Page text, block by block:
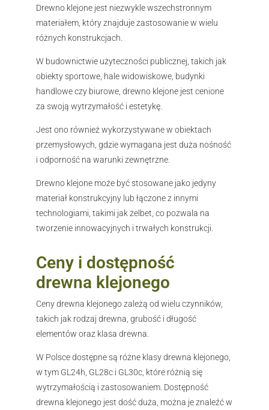
Drewno klejone jest niezwykle wszechstronnym
materiałem, który znajduje zastosowanie w wielu
różnych konstrukcjach.
W budownictwie użyteczności publicznej, takich jak
obiekty sportowe, hale widowiskowe, budynki
handlowe czy biurowe, drewno klejone jest cenione
za swoją wytrzymałość i estetykę.
Jest ono również wykorzystywane w obiektach
przemysłowych, gdzie wymagana jest duża nośność
i odporność na warunki zewnętrzne.
Drewno klejone może być stosowane jako jedyny
materiał konstrukcyjny lub łączone z innymi
technologiami, takimi jak żelbet, co pozwala na
tworzenie innowacyjnych i trwałych konstrukcji.
Ceny i dostępność
drewna klejonego
Ceny drewna klejonego zależą od wielu czynników,
takich jak rodzaj drewna, grubość i długość
elementów oraz klasa drewna.
W Polsce dostępne są różne klasy drewna klejonego,
w tym GL24h, GL28c i GL30c, które różnią się
wytrzymałością i zastosowaniem. Dostępność
drewna klejonego jest dość duża, można je znaleźć w